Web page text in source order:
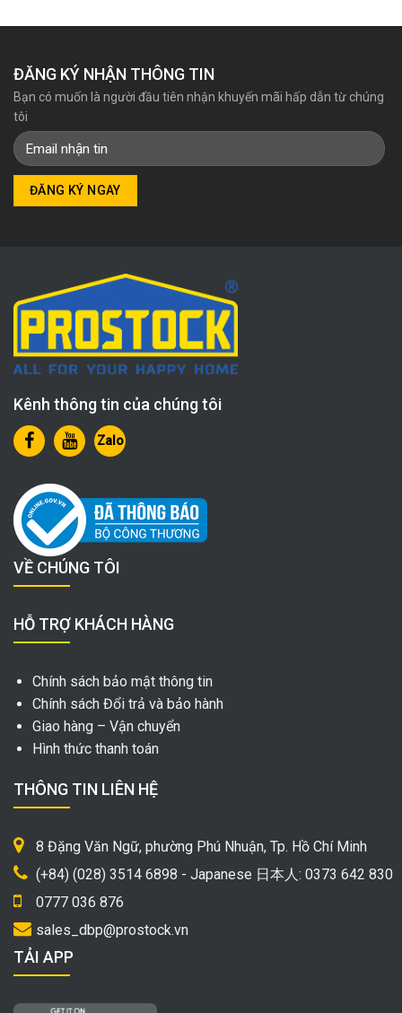
ĐĂNG KÝ NHẬN THÔNG TIN
Bạn có muốn là người đầu tiên nhận khuyến mãi hấp dẫn từ chúng
tôi
Kênh thông tin của chúng tôi
Zalo
VỀ CHÚNG TÔI
HỖ TRỢ KHÁCH HÀNG
Chính sách bảo mật thông tin
Chính sách Đổi trả và bảo hành
Giao hàng – Vận chuyển
Hình thức thanh toán
THÔNG TIN LIÊN HỆ
8 Đặng Văn Ngữ, phường Phú Nhuận, Tp. Hồ Chí Minh
(+84) (028) 3514 6898 - Japanese 日本人: 0373 642 830
0777 036 876
sales_dbp@prostock.vn
TẢI APP